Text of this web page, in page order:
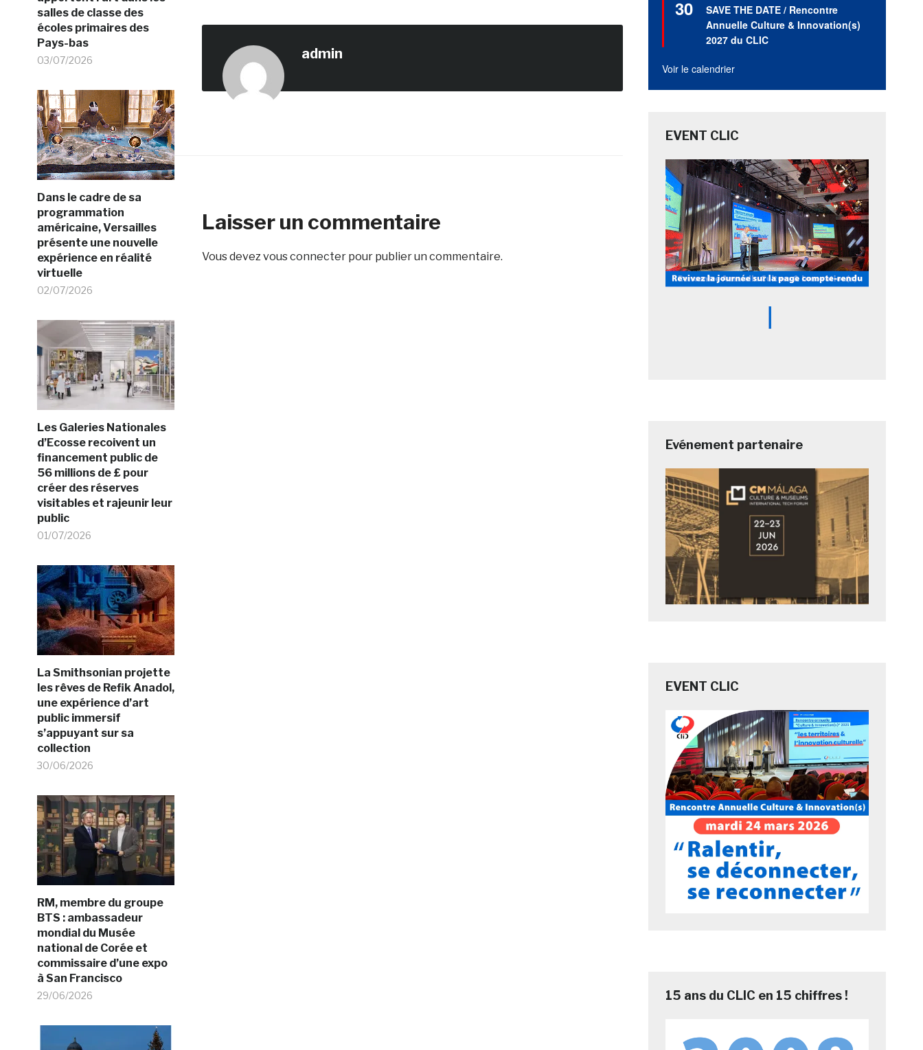
salles de classe des
écoles primaires des
Pays-bas
03/07/2026
Dans le cadre de sa
programmation
américaine, Versailles
présente une nouvelle
expérience en réalité
virtuelle
02/07/2026
Les Galeries Nationales
d’Ecosse recoivent un
financement public de
56 millions de £ pour
créer des réserves
visitables et rajeunir leur
public
01/07/2026
La Smithsonian projette
les rêves de Refik Anadol,
une expérience d’art
public immersif
s’appuyant sur sa
collection
30/06/2026
RM, membre du groupe
BTS : ambassadeur
mondial du Musée
national de Corée et
commissaire d’une expo
à San Francisco
29/06/2026
admin
Laisser un commentaire
Vous devezvous connecterpour publier un commentaire.
30
en
avant
SAVE THE DATE / Rencontre
Annuelle Culture & Innovation(s)
2027 du CLIC
Voir le calendrier
EVENT CLIC
Evénement partenaire
EVENT CLIC
15 ans du CLIC en 15 chiffres !